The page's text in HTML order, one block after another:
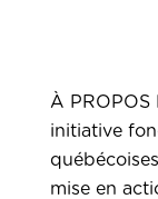
À PROPOS
initiative
mise en